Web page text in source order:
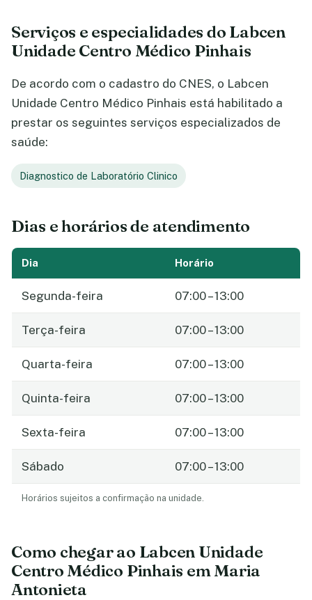
Serviços e especialidades do Labcen
Unidade Centro Médico Pinhais
De acordo com o cadastro do CNES, o Labcen
Unidade Centro Médico Pinhais está habilitado a
prestar os seguintes serviços especializados de
saúde:
Diagnostico de Laboratório Clinico
Dias e horários de atendimento
Dia Horário
Segunda-feira 07:00 – 13:00
Terça-feira 07:00 – 13:00
Quarta-feira 07:00 – 13:00
Quinta-feira 07:00 – 13:00
Sexta-feira 07:00 – 13:00
Sábado 07:00 – 13:00
Horários sujeitos a confirmação na unidade.
Como chegar ao Labcen Unidade
Centro Médico Pinhais em Maria
Antonieta